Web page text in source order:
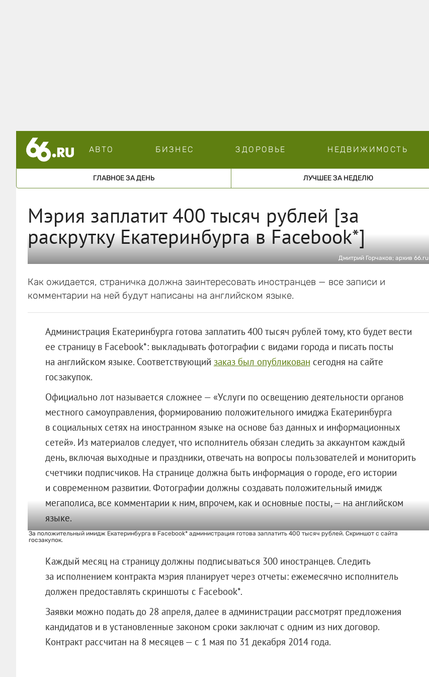
АВТО БИЗНЕС ЗДОРОВЬЕ НЕДВИЖИМОСТЬ
ГЛАВНОЕ ЗА ДЕНЬ ЛУЧШЕЕ ЗА НЕДЕЛЮ
Мэрия заплатит 400 тысяч рублей [за
раскрутку Екатеринбурга в Facebook*]
Дмитрий Горчаков; архив 66.ru
Как ожидается, страничка должна заинтересовать иностранцев — все записи и
комментарии на ней будут написаны на английском языке.
Администрация Екатеринбурга готова заплатить 400 тысяч рублей тому, кто будет вести
ее страницу в Facebook*: выкладывать фотографии с видами города и писать посты
на английском языке. Соответствующий заказ был опубликован сегодня на сайте
госзакупок.
Официально лот называется сложнее — «Услуги по освещению деятельности органов
местного самоуправления, формированию положительного имиджа Екатеринбурга
в социальных сетях на иностранном языке на основе баз данных и информационных
сетей». Из материалов следует, что исполнитель обязан следить за аккаунтом каждый
день, включая выходные и праздники, отвечать на вопросы пользователей и мониторить
счетчики подписчиков. На странице должна быть информация о городе, его истории
и современном развитии. Фотографии должны создавать положительный имидж
мегаполиса, все комментарии к ним, впрочем, как и основные посты, — на английском
языке.
За положительный имидж Екатеринбурга в Facebook* администрация готова заплатить 400 тысяч рублей. Скриншот с сайта
госзакупок.
Каждый месяц на страницу должны подписываться 300 иностранцев. Следить
за исполнением контракта мэрия планирует через отчеты: ежемесячно исполнитель
должен предоставлять скриншоты с Facebook*.
Заявки можно подать до 28 апреля, далее в администрации рассмотрят предложения
кандидатов и в установленные законом сроки заключат с одним из них договор.
Контракт рассчитан на 8 месяцев — с 1 мая по 31 декабря 2014 года.